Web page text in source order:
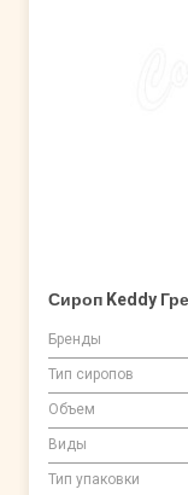
Сироп Keddy
Бренды
Тип сиропов
Объем
Виды
Тип упаковки